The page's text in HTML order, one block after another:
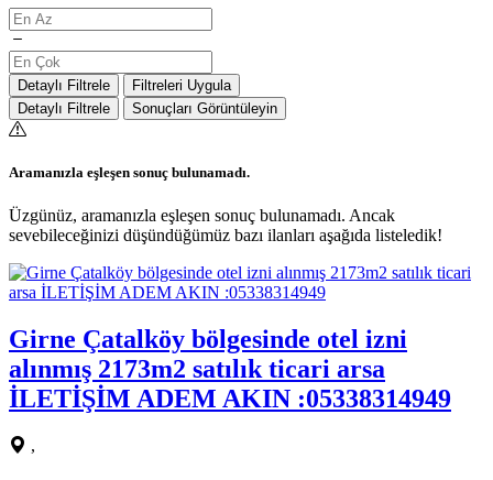
Detaylı Filtrele
Filtreleri Uygula
Detaylı Filtrele
Sonuçları Görüntüleyin
Aramanızla eşleşen sonuç bulunamadı.
Üzgünüz, aramanızla eşleşen sonuç bulunamadı. Ancak
sevebileceğinizi düşündüğümüz bazı ilanları aşağıda listeledik!
Girne Çatalköy bölgesinde otel izni
alınmış 2173m2 satılık ticari arsa
İLETİŞİM ADEM AKIN :05338314949
,